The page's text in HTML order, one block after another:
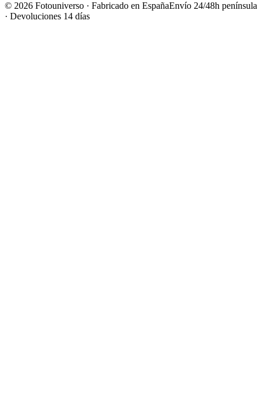
© 2026 Fotouniverso · Fabricado en EspañaEnvío 24/48h península
· Devoluciones 14 días